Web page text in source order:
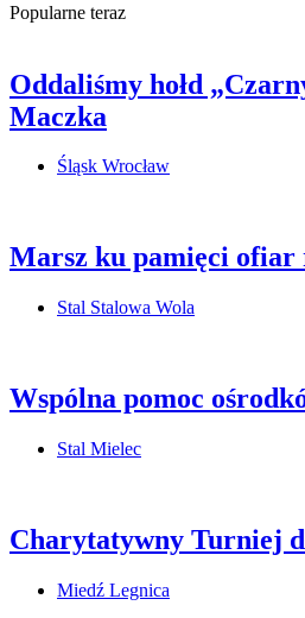
Popularne teraz
Oddaliśmy hołd
Maczka
Śląsk Wrocław
Marsz ku pamięci ofiar
Stal Stalowa Wola
Wspólna pomoc
Stal Mielec
Charytatywny Turniej
Miedź Legnica